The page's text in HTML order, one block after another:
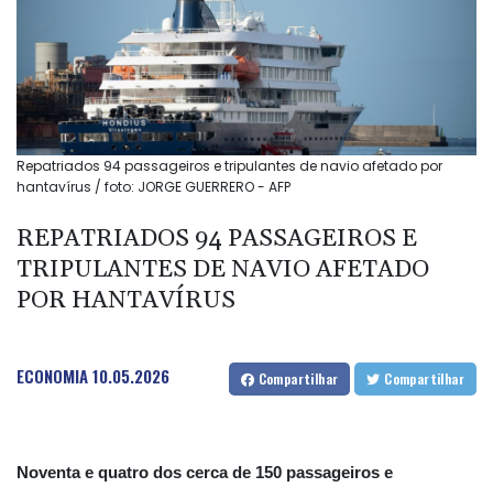
Repatriados 94 passageiros e tripulantes de navio afetado por
hantavírus / foto: JORGE GUERRERO - AFP
REPATRIADOS 94 PASSAGEIROS E
TRIPULANTES DE NAVIO AFETADO
POR HANTAVÍRUS
ECONOMIA10.05.2026 Compartilhar Compartilhar
Noventa e quatro dos cerca de 150 passageiros e